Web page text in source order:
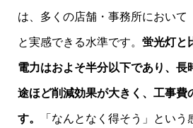
は、多くの店舗・事務所において
と実感できる水準です。 蛍光灯と
電力はおよそ半分以下であり、長
途ほど削減効果が大きく、工事費
す。 「なんとなく得そう」とい